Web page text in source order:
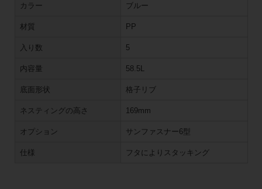
カラー ブルー
材質 PP
入り数 5
内容量 58.5L
底面形状 格子リブ
ネスティングの高さ 169mm
オプション サンファスナー6型
仕様 フタによりスタッキング